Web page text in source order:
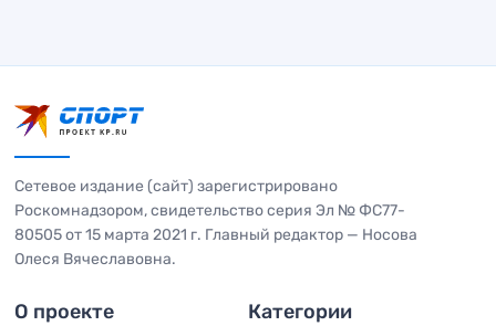
Сетевое издание (сайт) зарегистрировано
Роскомнадзором, свидетельство серия Эл № ФС77-
80505 от 15 марта 2021 г. Главный редактор — Носова
Олеся Вячеславовна.
О проекте Категории